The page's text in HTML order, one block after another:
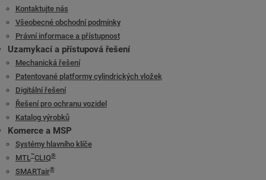
Kontaktujte nás
Všeobecné obchodní podmínky
Právní informace a přístupnost
Uzamykací a přístupová řešení
Mechanická řešení
Patentované platformy cylindrických vložek
Digitální řešení
Řešení pro ochranu vozidel
Katalog výrobků
Komerce a MSP
Systémy hlavního klíče
MTL™CLIQ®
SMARTair®